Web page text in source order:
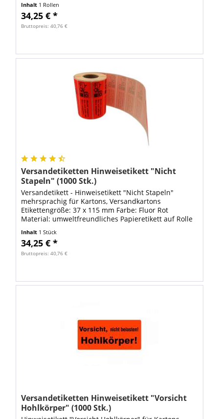
á...
Inhalt 1 Rollen
34,25 € *
Bruttopreis: 40,76 €
Versandetiketten Hinweisetikett "Nicht
Stapeln" (1000 Stk.)
Versandetikett - Hinweisetikett "Nicht Stapeln"
mehrsprachig für Kartons, Versandkartons
Etikettengröße: 37 x 115 mm Farbe: Fluor Rot
Material: umweltfreundliches Papieretikett auf Rolle
Inhalt 1 Stück
34,25 € *
Bruttopreis: 40,76 €
Versandetiketten Hinweisetikett "Vorsicht
Hohlkörper" (1000 Stk.)